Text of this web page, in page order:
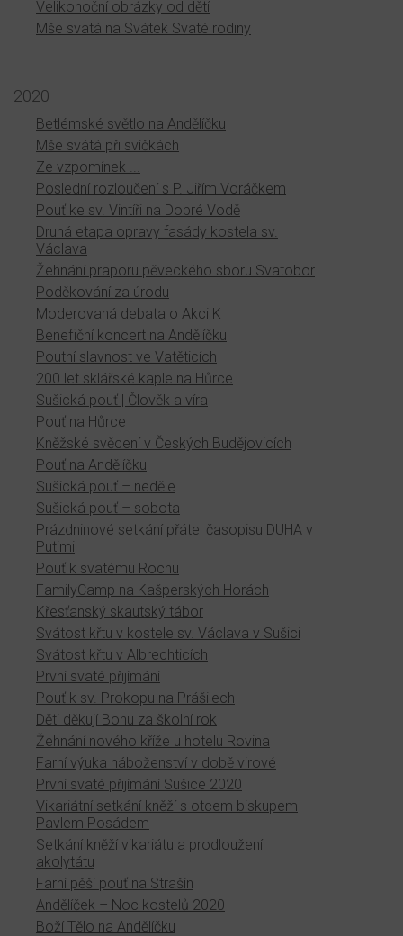
Velikonoční obrázky od dětí
Mše svatá na Svátek Svaté rodiny
2020
Betlémské světlo na Andělíčku
Mše svátá při svíčkách
Ze vzpomínek ...
Poslední rozloučení s P. Jiřím Voráčkem
Pouť ke sv. Vintíři na Dobré Vodě
Druhá etapa opravy fasády kostela sv.
Václava
Žehnání praporu pěveckého sboru Svatobor
Poděkování za úrodu
Moderovaná debata o Akci K
Benefiční koncert na Andělíčku
Poutní slavnost ve Vatěticích
200 let sklářské kaple na Hůrce
Sušická pouť | Člověk a víra
Pouť na Hůrce
Kněžské svěcení v Českých Budějovicích
Pouť na Andělíčku
Sušická pouť – neděle
Sušická pouť – sobota
Prázdninové setkání přátel časopisu DUHA v
Putimi
Pouť k svatému Rochu
FamilyCamp na Kašperských Horách
Křesťanský skautský tábor
Svátost křtu v kostele sv. Václava v Sušici
Svátost křtu v Albrechticích
První svaté přijímání
Pouť k sv. Prokopu na Prášilech
Děti děkují Bohu za školní rok
Žehnání nového kříže u hotelu Rovina
Farní výuka náboženství v době virové
První svaté přijímání Sušice 2020
Vikariátní setkání kněží s otcem biskupem
Pavlem Posádem
Setkání kněží vikariátu a prodloužení
akolytátu
Farní pěší pouť na Strašín
Andělíček – Noc kostelů 2020
Boží Tělo na Andělíčku